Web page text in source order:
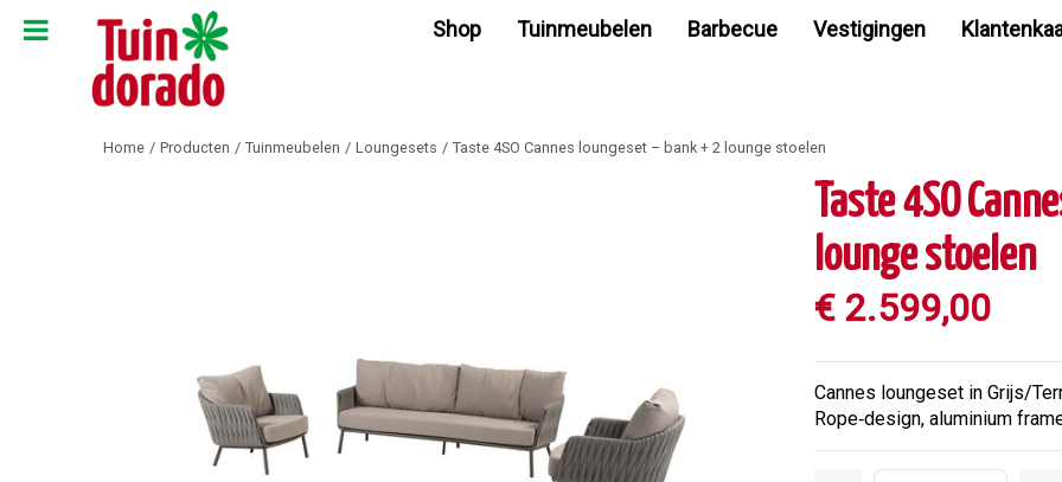
naar
Home Producten Tuinmeubelen Loungesets Taste 4SO Cannes loungeset – bank + 2 lounge stoelen
Shop Tuinmeubelen Barbecue Vestigingen
Taste 4SO
lounge stoelen
€ 2.599,00
Cannes loungeset in Grijs/
Rope‑design, aluminium